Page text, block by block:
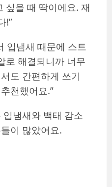
싶을 때 딱이에요. 재
!”
입냄새 때문에 스트
로 해결되니까 너무
도 간편하게 쓰기
천했어요.”
냄새와 백태 감소
이 많았어요.